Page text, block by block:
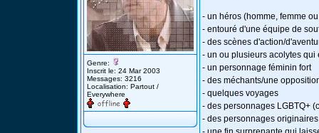
Genre:
Inscrit le: 24 Mar 2003
Messages: 3216
Localisation: Partout /
Everywhere
- un héros (homme, femme
- entouré d'une équipe de
- des scènes d'action/
- un ou plusieurs acolytes
- un personnage féminin fort
- des méchants/une
- quelques voyages
- des personnages LGBTQ+
- des personnages